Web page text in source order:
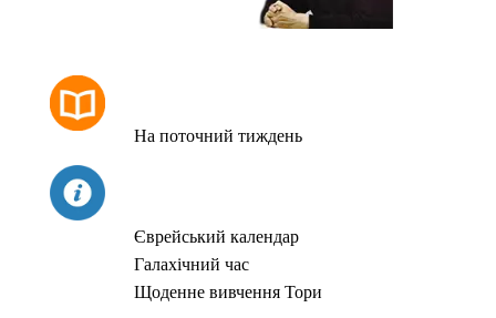
На поточний тиждень
Єврейський календар
Галахічний час
Щоденне вивчення Тори